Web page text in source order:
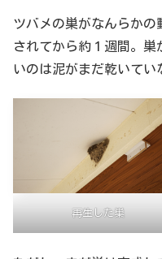
ツバメの巣がなんらかの
されてから約１週間。巣
いのは泥がまだ乾いてい
再生した巣